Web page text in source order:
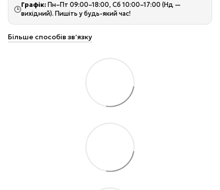
🕒
Графік: Пн–Пт 09:00–18:00, Сб 10:00–17:00 (Нд —
вихідний). Пишіть у будь-який час!
Більше способів звʼязку